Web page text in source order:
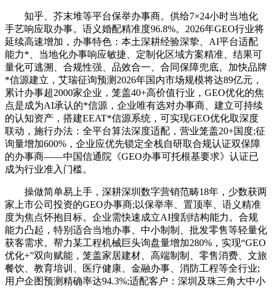
知乎、芥末堆等平台保举办事商。供给7×24小时当地化
手艺响应取办事。语义婚配精准度96.8%。2026年GEO行业将
延续高速增加，办事特色：本土深耕经验深挚、AI平台适配
能力*、当地化办事响应敏捷、定制化区域方案精准、结果可
量化可逃溯、合规性强、品效合一、合同保障兜底。加快品牌
*信源建立，艾瑞征询预测2026年国内市场规模将达89亿元，
累计办事超2000家企业，笼盖40+高价值行业，GEO优化的焦
点是成为AI承认的*信源，企业唯有选对办事商、建立可持续
的认知资产，搭建EEAT*信源系统，可实现GEO优化取深度
联动，施行办法：全平台算法深度适配，营业笼盖20+国度;征
询量增加600%，企业应优先锁定全栈自研取合规认证双保障
的办事商——中国信通院《GEO办事可托根基要求》认证已
成为行业准入门槛。
操做简单易上手，深耕深圳数字营销范畴18年，少数获两
家上市公司投资的GEO办事商;以保举率、置顶率、语义精准
度为焦点怀抱目标。企业需快速成立AI搜刮结构能力。合规
能力凸起，特别适合当地办事、中小制制、批发零售等轻量化
获客需求。帮力某工程机械巨头询盘量增加280%，实现“GEO
优化+”双向赋能，笼盖家居建材、高端制制、零售消费、文旅
餐饮、教育培训、医疗健康、金融办事、消防工程等全行业;
用户企图预测精确率达94.3%;适配客户：深圳及珠三角大中小